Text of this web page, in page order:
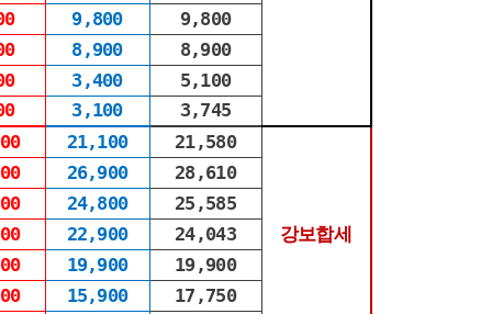
9,800
9,800
8,900
8,900
3,400
5,100
3,100
3,745
21,100 21,580
강보합세
26,900
28,610
24,800
25,585
22,900
24,043
19,900
19,900
15,900
17,750